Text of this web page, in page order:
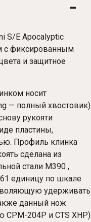
S/E Apocalyptic
с фиксированным
и защитное
носит
— полный хвостовик)
рукояти
пластины,
Профиль клинка
сделана из
стали M390 ,
61 единицу по шкале
удерживать
данный нож
CPM-204P и CTS